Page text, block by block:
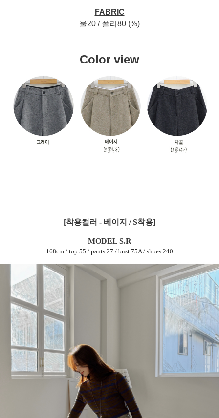
FABRIC
울20 / 폴리80 (%)
Color view
[착용컬러 - 베이지 / S착용]
MODEL S.R
168cm / top 55 / pants 27 / bust 75A / shoes 240